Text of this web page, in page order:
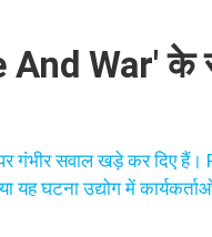
And War'
गंभीर सवाल खड़े कर दिए
घटना उद्योग में